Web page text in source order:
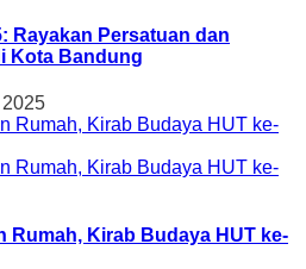
Rayakan Persatuan dan
Kota Bandung
Rumah, Kirab Budaya HUT ke-